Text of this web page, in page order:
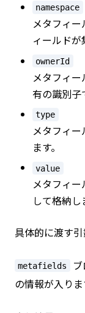
namespace
メタフィ
ィールドが
ownerId
メタフィ
有の識別子
type
メタフィ
ます。
value
メタフィ
して格納し
具体的に渡す引
metafields
の情報が入りま